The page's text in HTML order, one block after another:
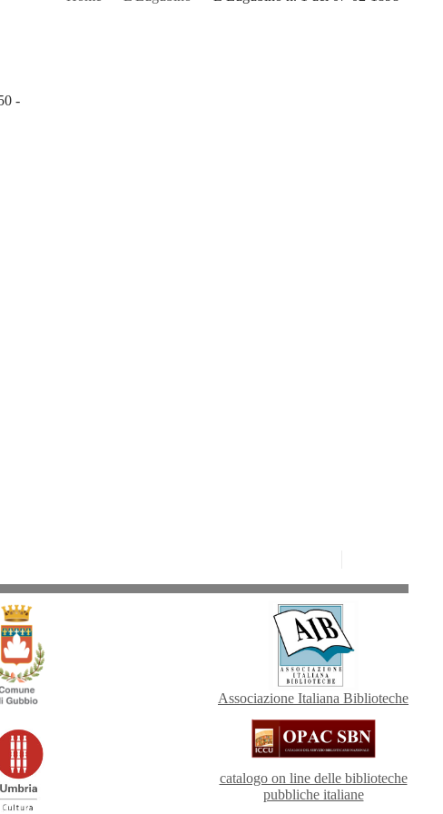
-
Associazione Italiana Biblioteche
catalogo on line delle biblioteche
pubbliche italiane